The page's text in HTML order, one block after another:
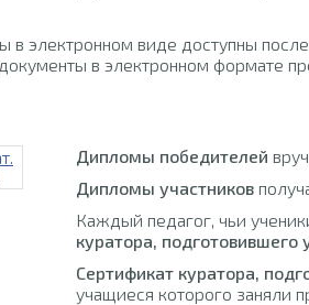
в электронном виде доступны
в электронном формате
Дипломы победителей
Дипломы участников
Каждый педагог, чьи
куратора, подготовившего
Сертификат куратора,
учащиеся которого заняли